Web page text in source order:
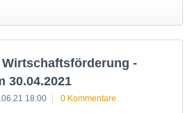
-
30.04.2021
18:00 0 Kommentare